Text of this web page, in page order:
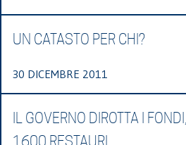
UN CATASTO PER CHI?
30 DICEMBRE 2011
IL GOVERNO DIROTTA I
1600 RESTAURI